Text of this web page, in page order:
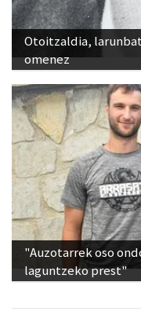
Otoitzaldia,
omenez
"Auzotarrek oso
laguntzeko prest"